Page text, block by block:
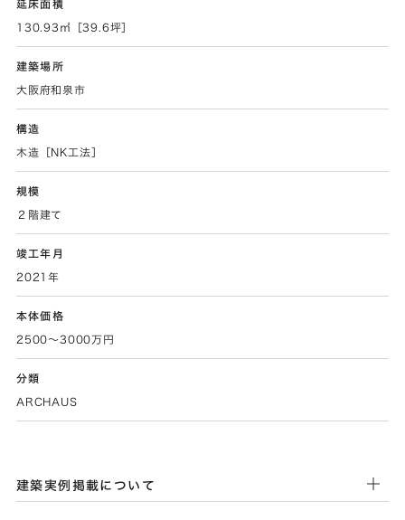
延床面積
130.93㎡［39.6坪］
建築場所
大阪府和泉市
構造
木造［NK工法］
規模
２階建て
竣工年月
2021年
本体価格
2500～3000万円
分類
ARCHAUS
建築実例掲載について